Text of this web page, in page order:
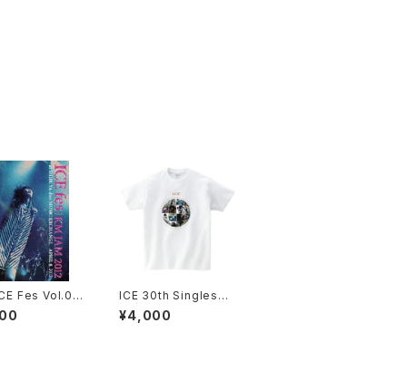
Fes Vol.0 -
2012" DVD
ICE 30th Singles@
WWW Tシャツ（白）
¥4,000